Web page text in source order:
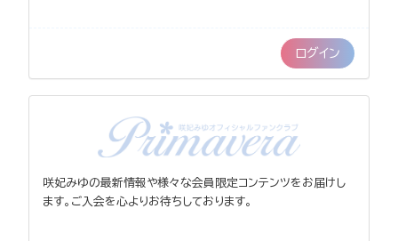
咲妃みゆの最新情報や様々な会員限定コンテンツをお届けし
ます。ご入会を心よりお待ちしております。